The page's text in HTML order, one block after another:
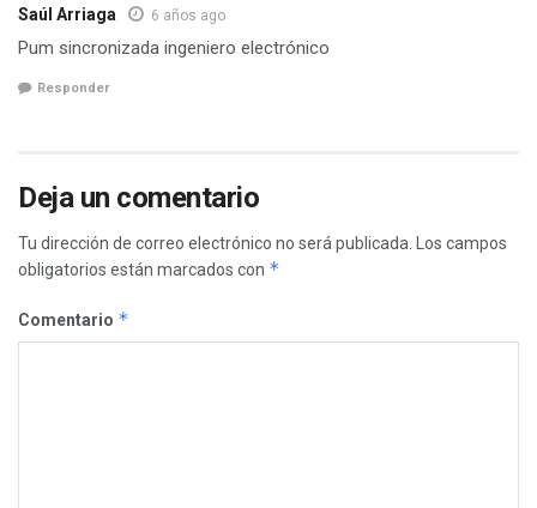
Saúl Arriaga 6 años ago
Pum sincronizada ingeniero electrónico
Responder
Deja un comentario
Tu dirección de correo electrónico no será publicada.
Los campos
obligatorios están marcados con *
Comentario *